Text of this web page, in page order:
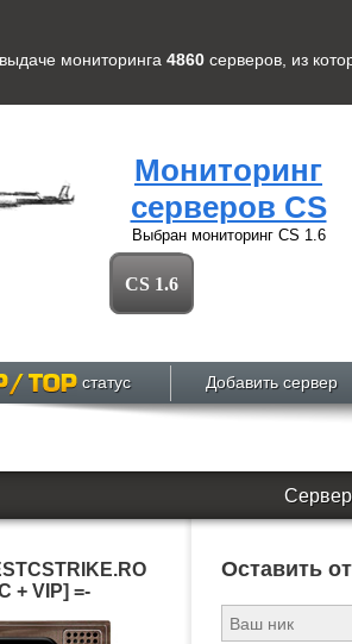
мониторинга 4860 серверов , из
Мониторинг
серверов CS
Выбран мониторинг CS 1.6
CS 1.6
статус Добавить сервер
+ VIP] =-
Оставить